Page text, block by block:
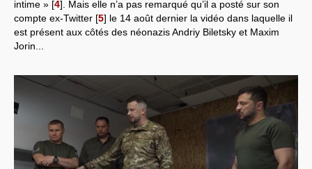
intime » [4] . Mais elle n’a pas remarqué qu’il a posté sur son
compte ex-Twitter [5] le 14 août dernier la vidéo dans laquelle il
est présent aux côtés des néonazis Andriy Biletsky et Maxim
Jorin...